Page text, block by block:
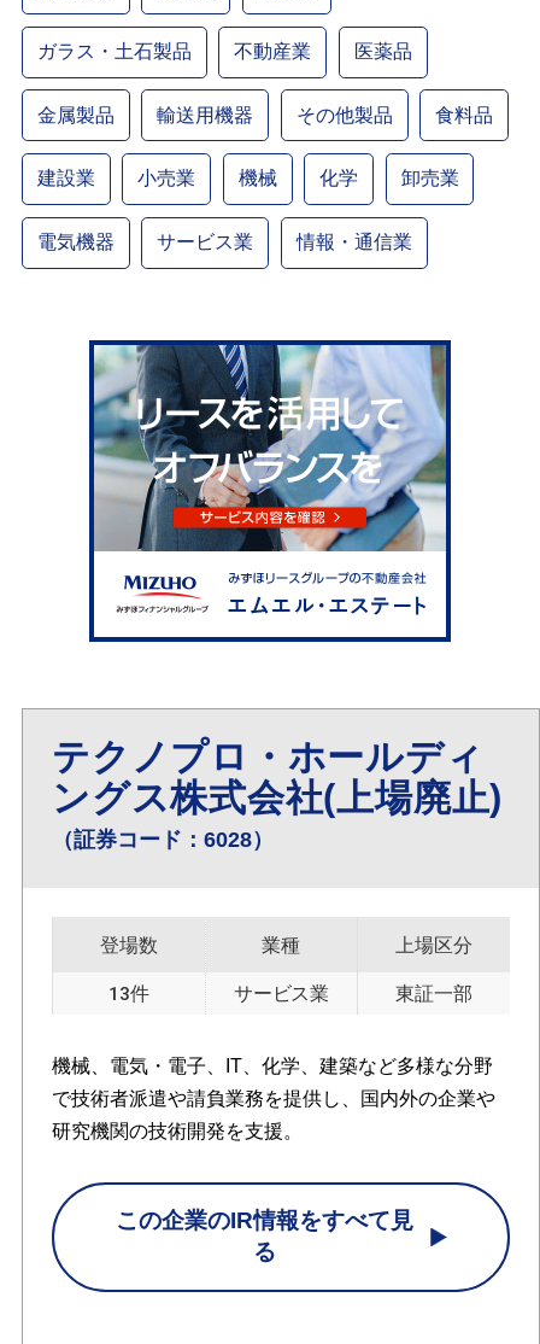
ガラス・土石製品 不動産業 医薬品
金属製品 輸送用機器 その他製品 食料品
建設業 小売業 機械 化学 卸売業
電気機器 サービス業 情報・通信業
テクノプロ・ホールディ
ングス株式会社(上場廃止)
（証券コード：6028）
登場数
13件
業種
サービス業
上場区分
東証一部
機械、電気・電子、IT、化学、建築など多様な分野
で技術者派遣や請負業務を提供し、国内外の企業や
研究機関の技術開発を支援。
この企業のIR情報をすべて見
る